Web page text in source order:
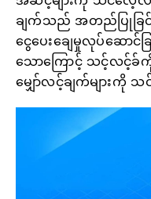
ချက်သည် အတည်ပြုခြင်း
ငွေပေးချေမှုလုပ်ဆောင်
သောကြောင့် သင့်လင့်ခ်
မျှော်လင့်ချက်များကို